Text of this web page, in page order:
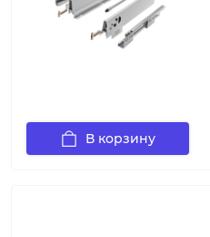
В корзину